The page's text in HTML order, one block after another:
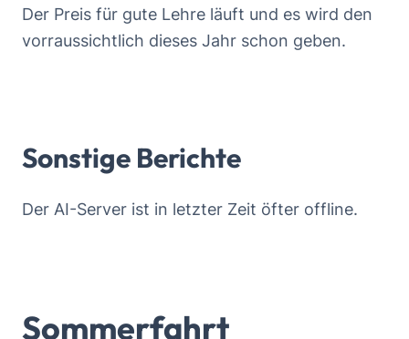
Der Preis für gute Lehre läuft und es wird den
vorraussichtlich dieses Jahr schon geben.
Sonstige Berichte
Der AI-Server ist in letzter Zeit öfter offline.
Sommerfahrt